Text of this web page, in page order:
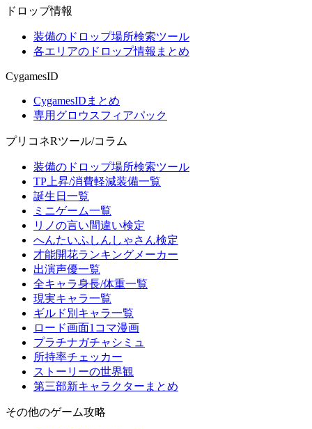
ドロップ情報
装備のドロップ場所検索ツール
各エリアのドロップ情報まとめ
CygamesID
CygamesIDまとめ
専用グロウスフィアパック
プリコネRツール/コラム
装備のドロップ場所検索ツール
TP上昇/消費軽減装備一覧
誕生日一覧
ミニゲーム一覧
リノの言い間違い検定
へんたいふしんしゃさん検定
才能開花ランキングメーカー
出演声優一覧
全キャラ身長/体重一覧
現実キャラ一覧
ギルド別キャラ一覧
ロード画面1コマ漫画
プラチナガチャシミュ
所持率チェッカー
ストーリーの世界観
第三部新キャラクターまとめ
その他のゲーム攻略